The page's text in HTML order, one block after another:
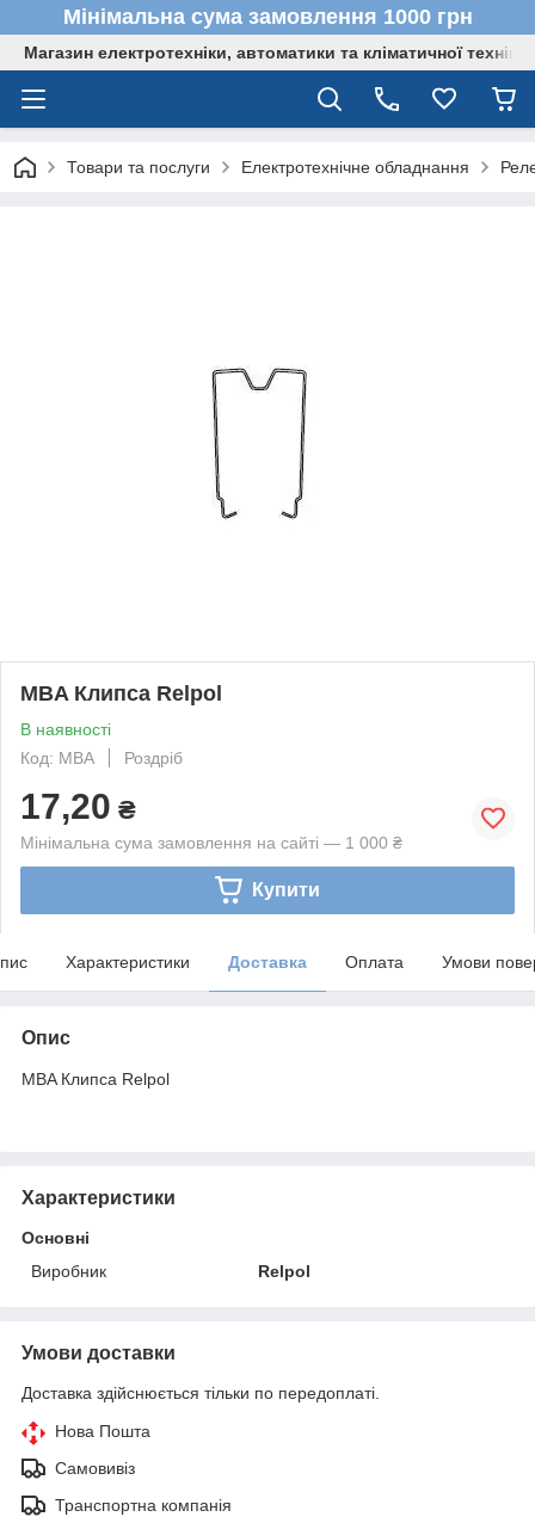
Мінімальна сума замовлення 1000 грн
Магазин електротехніки, автоматики та кліматичної техніки
Товари та послуги Електротехнічне обладнання
MBA Клипса Relpol
В наявності
Код: MBA
Роздріб
17,20 ₴
Мінімальна сума замовлення на сайті — 1 000 ₴
Купити
Характеристики Доставка Оплата Умови
Опис
MBA Клипса Relpol
Характеристики
Основні
Виробник
Relpol
Умови доставки
Доставка здійснюється тільки по передоплаті.
Нова Пошта
Самовивіз
Транспортна компанія